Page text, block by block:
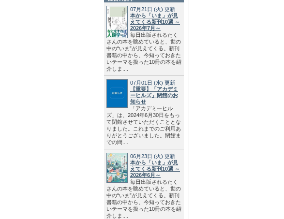
07月21日 (火) 更新
本から「いま」が見
えてくる新刊10選 ～
2026年7月～
毎日出版されるたく
さんの本を眺めていると、世の
中の“いま”が見えてくる。新刊
書籍の中から、今知っておきた
いテーマを扱った10冊の本を紹
介しま....
07月01日 (水) 更新
【重要】「アカデミ
ーヒルズ」閉館のお
知らせ
「アカデミーヒル
ズ」は、2024年6月30日をもっ
て閉館させていただくこととな
りました。これまでのご利用あ
りがとうございました。閉館ま
での間....
06月23日 (火) 更新
本から「いま」が見
えてくる新刊10選 ～
2026年6月～
毎日出版されるたく
さんの本を眺めていると、世の
中の“いま”が見えてくる。新刊
書籍の中から、今知っておきた
いテーマを扱った10冊の本を紹
介しま....